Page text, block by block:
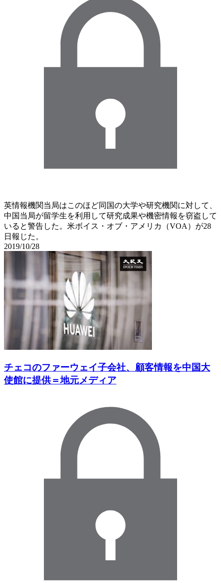
英情報機関当局はこのほど同国の大学や研究機関に対して、
中国当局が留学生を利用して研究成果や機密情報を窃盗して
いると警告した。米ボイス・オブ・アメリカ（VOA）が28
日報じた。
2019/10/28
チェコのファーウェイ子会社、顧客情報を中国大
使館に提供＝地元メディア